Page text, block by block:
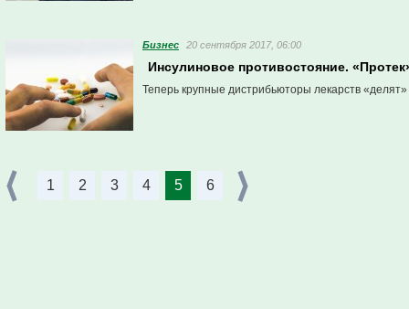
Бизнес 20 сентября 2017, 06:00
Инсулиновое противостояние.
Теперь крупные дистрибьюторы лекарств
1 2 3 4 5 6